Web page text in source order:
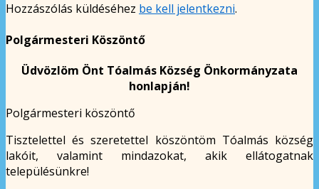
Hozzászólás küldéséhez be kell jelentkezni.
Polgármesteri Köszöntő
Üdvözlöm Önt Tóalmás Község Önkormányzata
honlapján!
Polgármesteri köszöntő
Tisztelettel és szeretettel köszöntöm Tóalmás község
lakóit, valamint mindazokat, akik ellátogatnak
településünkre!